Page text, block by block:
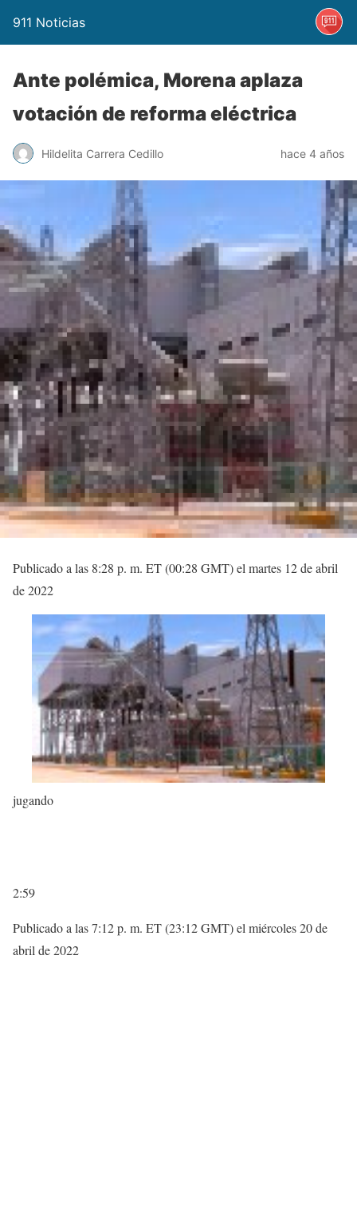
911 Noticias
Ante polémica, Morena aplaza
votación de reforma eléctrica
Hildelita Carrera Cedillo hace 4 años
Publicado a las 8:28 p. m. ET (00:28 GMT) el martes 12 de abril
de 2022
jugando
2:59
Publicado a las 7:12 p. m. ET (23:12 GMT) el miércoles 20 de
abril de 2022